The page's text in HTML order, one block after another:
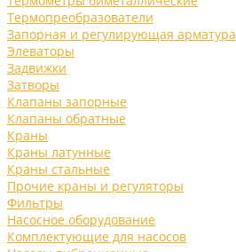
Термопреобразователи
Запорная и регулирующая арматура
Элеваторы
Задвижки
Затворы
Клапаны запорные
Клапаны обратные
Краны
Краны латунные
Краны стальные
Прочие краны и регуляторы
Фильтры
Насосное оборудование
Комплектующие для насосов